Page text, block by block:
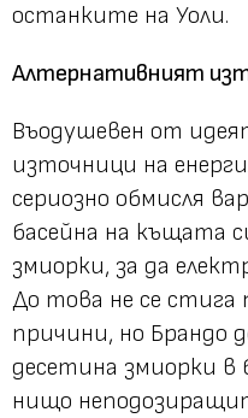
останките на Уоли.
Алтернативният
Въодушевен от
източници на
сериозно обмисля
басейна на къщата
змиорки, за да
До това не се стига
причини, но Брандо
десетина змиорки в
нищо